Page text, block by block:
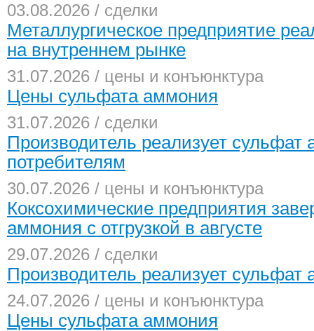
03.08.2026 / сделки
Металлургическое предприятие
на внутреннем рынке
31.07.2026 / цены и конъюнктура
Цены сульфата аммония
31.07.2026 / сделки
Производитель реализует
потребителям
30.07.2026 / цены и конъюнктура
Коксохимические предприятия
аммония с отгрузкой в августе
29.07.2026 / сделки
Производитель реализует сульфат
24.07.2026 / цены и конъюнктура
Цены сульфата аммония